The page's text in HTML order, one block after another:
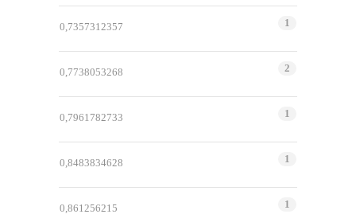
0,7357312357 1
0,7738053268 2
0,7961782733 1
0,8483834628 1
0,861256215 1